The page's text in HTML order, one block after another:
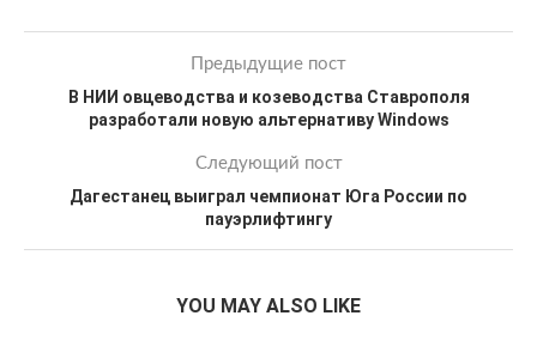
Предыдущие пост
В НИИ овцеводства и козеводства Ставрополя
разработали новую альтернативу Windows
Следующий пост
Дагестанец выиграл чемпионат Юга России по
пауэрлифтингу
YOU MAY ALSO LIKE